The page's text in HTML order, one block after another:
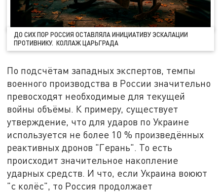
ДО СИХ ПОР РОССИЯ ОСТАВЛЯЛА ИНИЦИАТИВУ ЭСКАЛАЦИИ
ПРОТИВНИКУ. КОЛЛАЖ ЦАРЬГРАДА
По подсчётам западных экспертов, темпы
военного производства в России значительно
превосходят необходимые для текущей
войны объёмы. К примеру, существует
утверждение, что для ударов по Украине
используется не более 10 % произведённых
реактивных дронов "Герань". То есть
происходит значительное накопление
ударных средств. И что, если Украина воюют
"с колёс", то Россия продолжает